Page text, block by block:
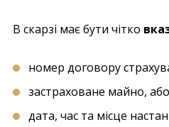
В скарзі має бути чітко
номер договору
застраховане майно,
дата, час та місце